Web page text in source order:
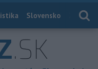
Slovensko
.SK